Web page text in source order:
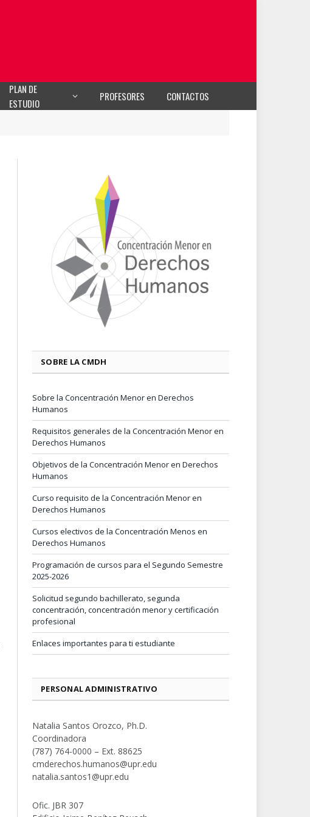
PLAN DE
ESTUDIO
PROFESORES CONTACTOS
SOBRE LA CMDH
Sobre la Concentración Menor en Derechos
Humanos
Requisitos generales de la Concentración Menor en
Derechos Humanos
Objetivos de la Concentración Menor en Derechos
Humanos
Curso requisito de la Concentración Menor en
Derechos Humanos
Cursos electivos de la Concentración Menos en
Derechos Humanos
Programación de cursos para el Segundo Semestre
2025-2026
Solicitud segundo bachillerato, segunda
concentración, concentración menor y certificación
profesional
Enlaces importantes para ti estudiante
PERSONAL ADMINISTRATIVO
Natalia Santos Orozco, Ph.D.
Coordinadora
(787) 764-0000 – Ext. 88625
cmderechos.humanos@upr.edu
natalia.santos1@upr.edu
Ofic. JBR 307